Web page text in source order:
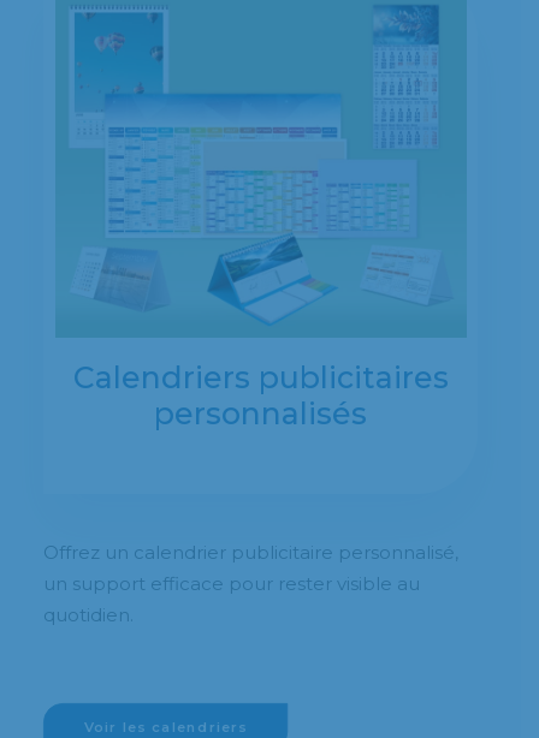
Calendriers publicitaires
personnalisés
Offrez un calendrier publicitaire personnalisé,
un support efficace pour rester visible au
quotidien.
Voir les calendriers